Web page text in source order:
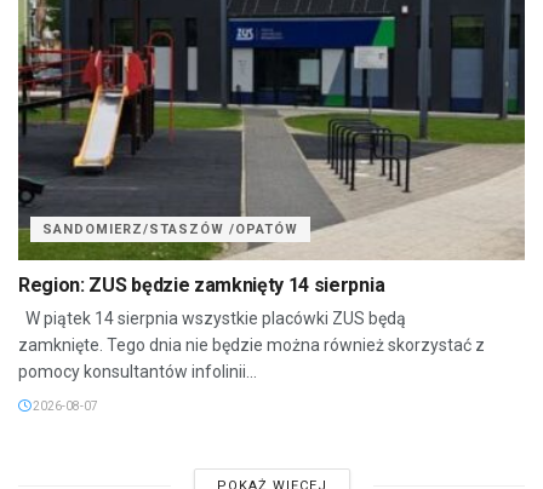
SANDOMIERZ/STASZÓW /OPATÓW
Region: ZUS będzie zamknięty 14 sierpnia
W piątek 14 sierpnia wszystkie placówki ZUS będą
zamknięte. Tego dnia nie będzie można również skorzystać z
pomocy konsultantów infolinii...
2026-08-07
POKAŻ WIĘCEJ